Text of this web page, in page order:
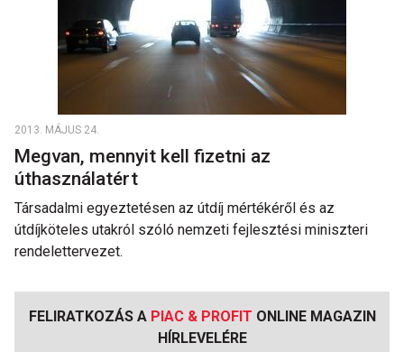
2013. MÁJUS 24.
Megvan, mennyit kell fizetni az
úthasználatért
Társadalmi egyeztetésen az útdíj mértékéről és az
útdíjköteles utakról szóló nemzeti fejlesztési miniszteri
rendelettervezet.
FELIRATKOZÁS A PIAC & PROFIT ONLINE MAGAZIN
HÍRLEVELÉRE